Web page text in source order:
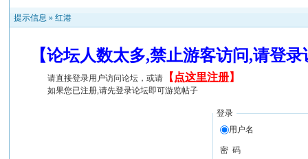
提示信息 »红港
【论坛人数太多,禁止游客访问,请登
请直接登录用户访问论坛，或请 【 点这里注册】
如果您已注册,请先登录论坛即可游览帖子
登录
用户名
密 码